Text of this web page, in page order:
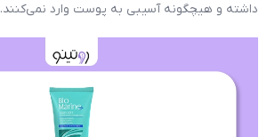
داشته و هیچگونه آسیبی به پوست وارد نمی‌کنند.